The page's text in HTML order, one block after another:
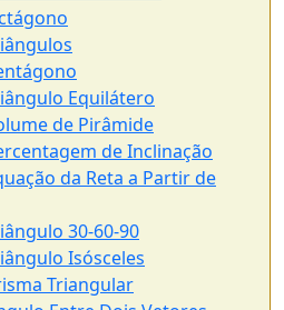
Equilátero
de Pirâmide
de Inclinação
da Reta a Partir de
30-60-90
Isósceles
Triangular